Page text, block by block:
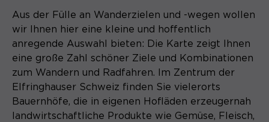
Laufzeit Ende der Sitzung
Zweck
ob ein Besucher im Typo3-Backend
angemeldet ist und die Rechte besitzt
diese zu verwalten.
Name MATOMO_SESSID
Anbieter Matomo
Laufzeit Sitzung
Zweck
Temporäre Session-ID, ohne
personenbezogene Daten.
Aus der Fülle an Wanderzielen und -wegen wollen
wir Ihnen hier eine kleine und hoffentlich
anregende Auswahl bieten: Die Karte zeigt Ihnen
eine große Zahl schöner Ziele und Kombinationen
zum Wandern und Radfahren. Im Zentrum der
Elfringhauser Schweiz finden Sie vielerorts
Bauernhöfe, die in eigenen Hofläden erzeugernah
landwirtschaftliche Produkte wie Gemüse, Fleisch,